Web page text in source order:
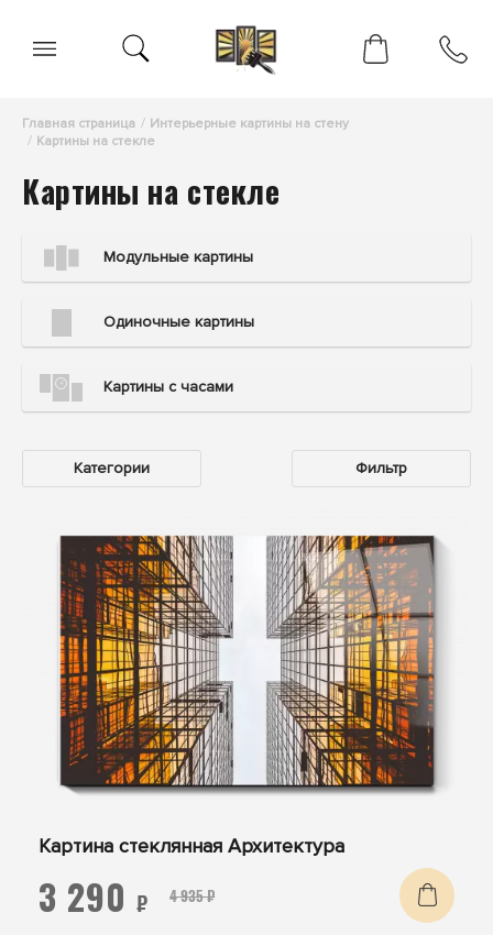
Главная страница
Интерьерные картины на стену
Картины на стекле
Картины на стекле
Модульные картины
Одиночные картины
Картины с часами
Категории Фильтр
Картина стеклянная Архитектура
4 935 ₽
3 290 ₽